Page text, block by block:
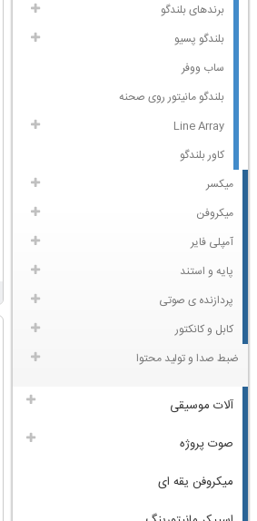
برندهای بلندگو
بلندگو پسیو
ساب ووفر
بلندگو مانیتور روی صحنه
Line Array
کاور بلندگو
میکسر
میکروفن
آمپلی فایر
پایه و استند
پردازنده ی صوتی
کابل و کانکتور
ضبط صدا و تولید محتوا
آلات موسیقی
صوت پروژه
میکروفن یقه ای